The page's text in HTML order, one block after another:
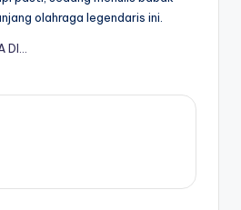
olahraga legendaris ini.
DI…